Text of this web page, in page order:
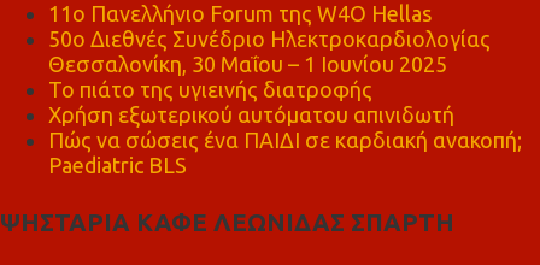
11ο Πανελλήνιο Forum της W4O Hellas
50ο Διεθνές Συνέδριο Ηλεκτροκαρδιολογίας
Θεσσαλονίκη, 30 Μαΐου – 1 Ιουνίου 2025
Το πιάτο της υγιεινής διατροφής
Χρήση εξωτερικού αυτόματου απινιδωτή
Πώς να σώσεις ένα ΠΑΙΔΙ σε καρδιακή ανακοπή;
Paediatric BLS
ΨΗΣΤΑΡΙΑ ΚΑΦΕ ΛΕΩΝΙΔΑΣ ΣΠΑΡΤΗ